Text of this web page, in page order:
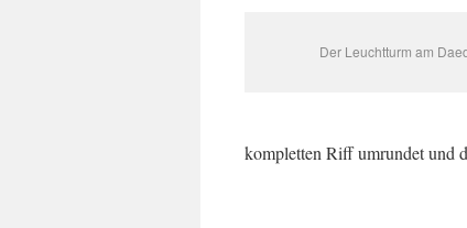
Der Leuchtturm am
kompletten Riff umrundet und